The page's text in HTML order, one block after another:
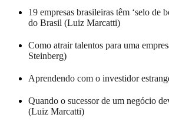
19 empresas brasileiras têm ‘selo de
do Brasil (Luiz Marcatti)
Como atrair talentos para uma
Steinberg)
Aprendendo com o investidor
Quando o sucessor de um negócio
(Luiz Marcatti)